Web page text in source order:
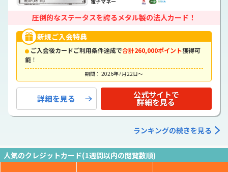
圧倒的なステータスを誇るメタル製の法人カード！
新規ご入会特典
ご入会後カードご利用条件達成で合計260,000ポイント獲得可
能 ！
期間： 2026年7月22日～
詳細を見る 公式サイトで
詳細を見る
ランキングの続きを見る
人気のクレジットカード(1週間以内の閲覧数順)